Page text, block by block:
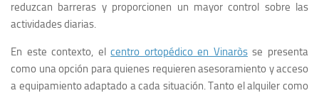
reduzcan barreras y proporcionen un mayor control sobre las
actividades diarias.
En este contexto, elcentro ortopédico en Vinaròsse presenta
como una opción para quienes requieren asesoramiento y acceso
a equipamiento adaptado a cada situación. Tanto el alquiler como